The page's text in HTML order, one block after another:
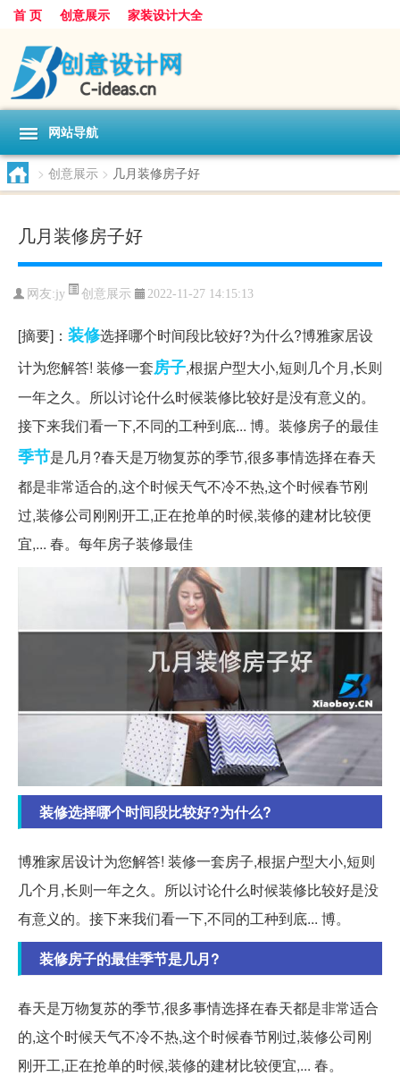
首 页 创意展示 家装设计大全
网站导航
> 创意展示 > 几月装修房子好
几月装修房子好
网友:jy 创意展示 2022-11-27 14:15:13
[摘要]： 装修选择哪个时间段比较好?为什么?博雅家居设
计为您解答! 装修一套房子,根据户型大小,短则几个月,长则
一年之久。所以讨论什么时候装修比较好是没有意义的。
接下来我们看一下,不同的工种到底... 博。装修房子的最佳
季节是几月?春天是万物复苏的季节,很多事情选择在春天
都是非常适合的,这个时候天气不冷不热,这个时候春节刚
过,装修公司刚刚开工,正在抢单的时候,装修的建材比较便
宜,... 春。每年房子装修最佳
装修选择哪个时间段比较好?为什么?
博雅家居设计为您解答! 装修一套房子,根据户型大小,短则
几个月,长则一年之久。所以讨论什么时候装修比较好是没
有意义的。接下来我们看一下,不同的工种到底... 博。
装修房子的最佳季节是几月?
春天是万物复苏的季节,很多事情选择在春天都是非常适合
的,这个时候天气不冷不热,这个时候春节刚过,装修公司刚
刚开工,正在抢单的时候,装修的建材比较便宜,... 春。